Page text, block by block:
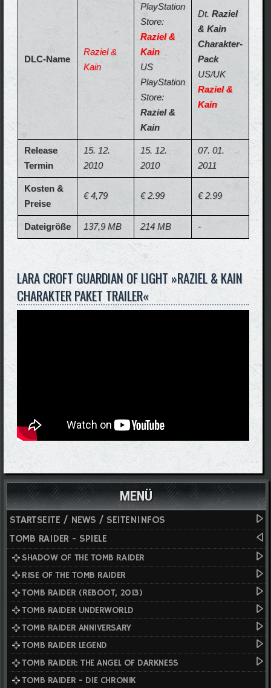
DLC-Name
Raziel &
Kain
PlayStation
Store:
Raziel &
Kain
US
PlayStation
Store:
Raziel &
Kain
Dt. Raziel
& Kain
Charakter-
Pack
US/UK
Raziel &
Kain
Release
Termin
15. 12.
2010
15. 12.
2010
07. 01.
2011
Kosten &
Preise
€ 4,79 € 2.99 € 2.99
Dateigröße 137,9 MB 214 MB -
LARA CROFT GUARDIAN OF LIGHT »RAZIEL & KAIN
CHARAKTER PAKET TRAILER«
MENÜ
STARTSEITE / NEWS / SEITENINFOS
TOMB RAIDER - SPIELE
SHADOW OF THE TOMB RAIDER
RISE OF THE TOMB RAIDER
TOMB RAIDER (REBOOT, 2013)
TOMB RAIDER UNDERWORLD
TOMB RAIDER ANNIVERSARY
TOMB RAIDER LEGEND
TOMB RAIDER: THE ANGEL OF DARKNESS
TOMB RAIDER - DIE CHRONIK